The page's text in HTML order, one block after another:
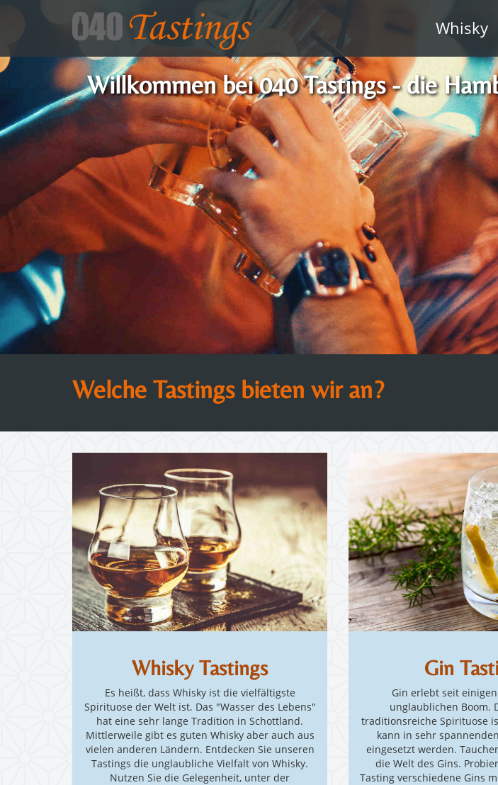
Whisky
Willkommen bei 040 Tastings - die
Welche Tastings bieten wir an?
Whisky Tastings
Es heißt, dass Whisky ist die vielfältigste
Spirituose der Welt ist. Das "Wasser des Lebens"
hat eine sehr lange Tradition in Schottland.
Mittlerweile gibt es guten Whisky aber auch aus
vielen anderen Ländern. Entdecken Sie unseren
Tastings die unglaubliche Vielfalt von Whisky.
Nutzen Sie die Gelegenheit, unter der
Gin
Gin erlebt seit
unglaublichen Boom.
traditionsreiche Spirituose
kann in sehr
eingesetzt werden.
die Welt des Gins.
Tasting verschiedene Gins